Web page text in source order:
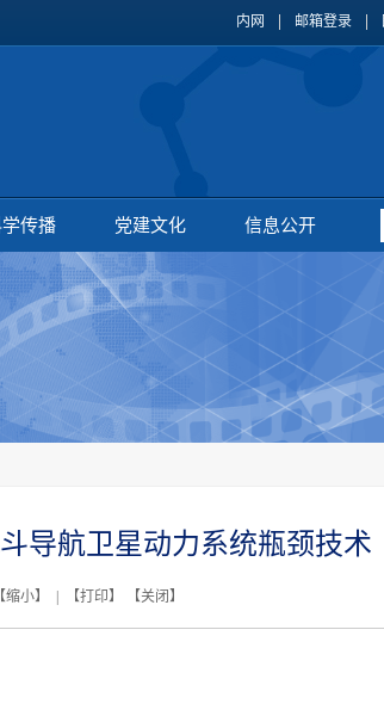
内网 邮箱登录
传播 党建文化 信息公开
导航卫星动力系统瓶颈技术
缩小】 | 【打印】 【关闭 】